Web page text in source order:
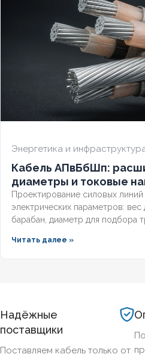
Энергетика и
Кабель АПвБбШп:
диаметры и токовые
Проектирование силовых
электрических параметров: вес
барабан, диаметр для подбора
алюминиевых бронированных
Читать далее »
Надёжные
поставщики
Поставляем кабель только от